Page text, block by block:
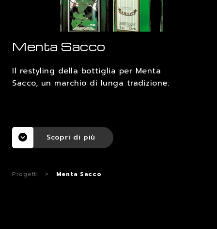
LAVORA CON NOI
CONTATTI
Menta Sacco
Il restyling della bottiglia per Menta
Sacco, un marchio di lunga tradizione.
Scopri di più
Progetti > Menta Sacco